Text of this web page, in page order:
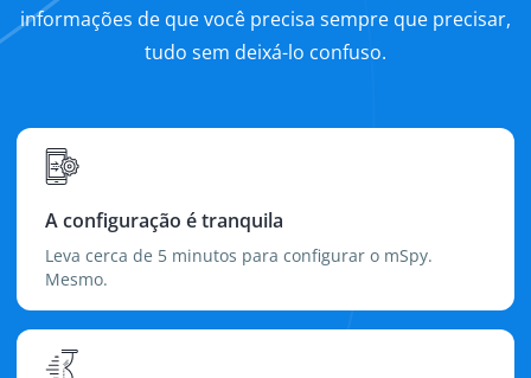
informações de que você precisa sempre que precisar,
tudo sem deixá-lo confuso.
A configuração é tranquila
Leva cerca de 5 minutos para configurar o mSpy.
Mesmo.